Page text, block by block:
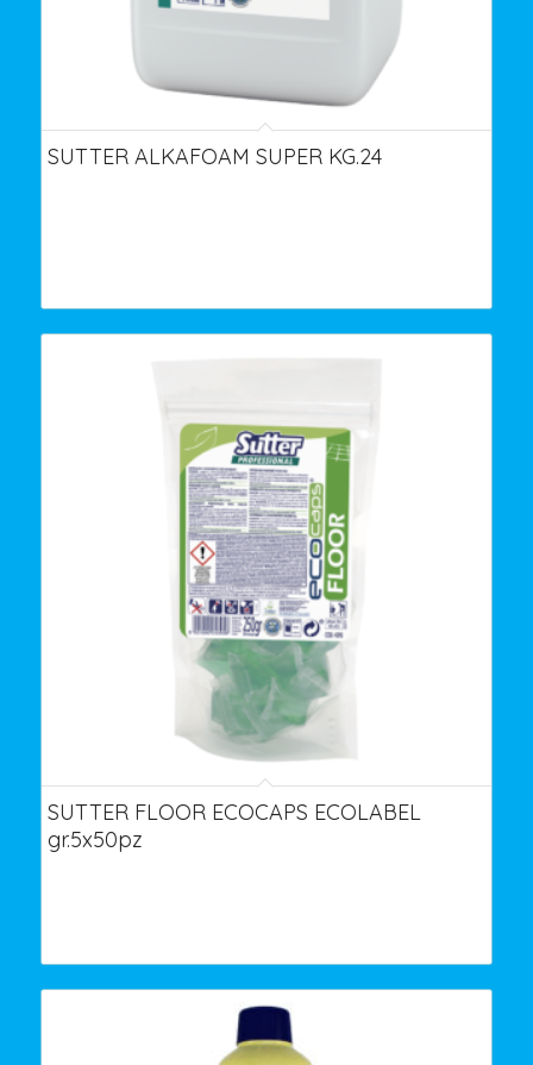
SUTTER ALKAFOAM SUPER KG.24
SUTTER FLOOR ECOCAPS ECOLABEL
gr.5x50pz